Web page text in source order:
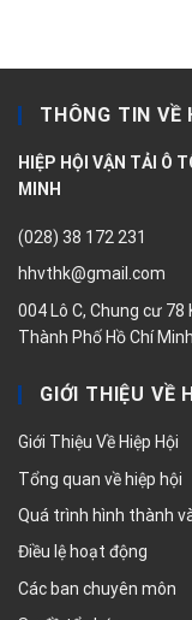
THÔNG TIN VỀ
HIỆP HỘI VẬN TẢI Ô
MINH
(028) 38 172 231
hhvthk@gmail.com
004 Lô C, Chung cư
Thành Phố Hồ Chí Minh
GIỚI THIỆU VỀ
Giới Thiệu Về Hiệp Hội
Tổng quan về hiệp hội
Quá trình hình thành
Điều lệ hoạt động
Các ban chuyên môn